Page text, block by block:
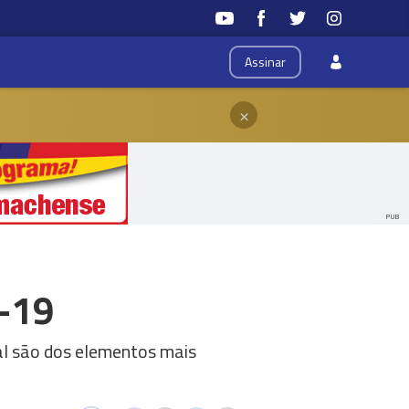
Assinar
×
PUB
são dos elementos mais